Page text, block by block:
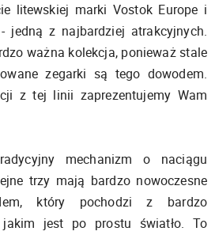
litewskiej marki Vostok Europe i
jedną z najbardziej atrakcyjnych.
ważna kolekcja, ponieważ stale
zegarki są tego dowodem.
z tej linii zaprezentujemy Wam
mechanizm o naciągu
trzy mają bardzo nowoczesne
który pochodzi z bardzo
jakim jest po prostu światło. To